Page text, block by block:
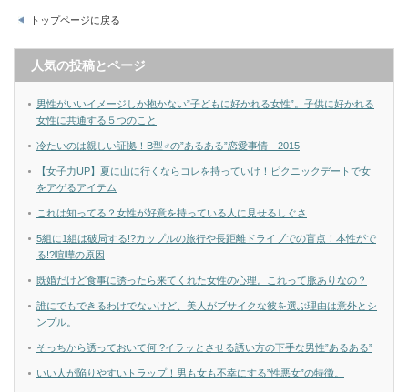
トップページに戻る
人気の投稿とページ
男性がいいイメージしか抱かない”子どもに好かれる女性”。子供に好かれる
女性に共通する５つのこと
冷たいのは親しい証拠！B型♂の”あるある”恋愛事情 2015
【女子力UP】夏に山に行くならコレを持っていけ！ピクニックデートで女
をアゲるアイテム
これは知ってる？女性が好意を持っている人に見せるしぐさ
5組に1組は破局する!?カップルの旅行や長距離ドライブでの盲点！本性がで
る!?喧嘩の原因
既婚だけど食事に誘ったら来てくれた女性の心理。これって脈ありなの？
誰にでもできるわけでないけど、美人がブサイクな彼を選ぶ理由は意外とシ
ンプル。
そっちから誘っておいて何!?イラッとさせる誘い方の下手な男性”あるある”
いい人が陥りやすいトラップ！男も女も不幸にする”性悪女”の特徴。